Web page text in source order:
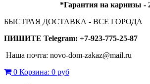
*Гарантия на карнизы -
БЫСТРАЯ ДОСТАВКА - ВСЕ ГОРОДА
ПИШИТЕ Telegram: +7-923-775-25-87
Наша почта: novo-dom-zakaz@mail.ru
0 Корзина: 0 руб